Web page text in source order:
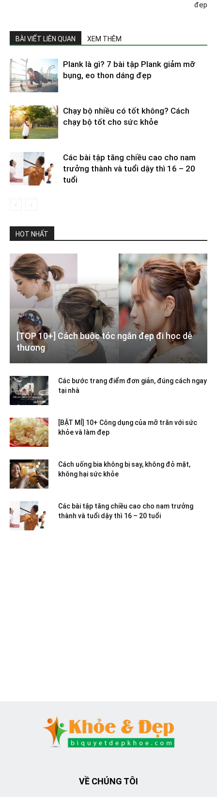
đẹp
BÀI VIẾT LIÊN QUAN XEM THÊM
Plank là gì? 7 bài tập Plank giảm mỡ
bụng, eo thon dáng đẹp
Chạy bộ nhiều có tốt không? Cách
chạy bộ tốt cho sức khỏe
Các bài tập tăng chiều cao cho nam
trưởng thành và tuổi dậy thì 16 – 20
tuổi
HOT NHẤT
[TOP 10+] Cách buộc tóc ngắn đẹp đi học dễ
thương
Các bước trang điểm đơn giản, đúng cách ngay
tại nhà
[BẬT MÍ] 10+ Công dụng của mỡ trăn với sức
khỏe và làm đẹp
Cách uống bia không bị say, không đỏ mặt,
không hại sức khỏe
Các bài tập tăng chiều cao cho nam trưởng
thành và tuổi dậy thì 16 – 20 tuổi
VỀ CHÚNG TÔI